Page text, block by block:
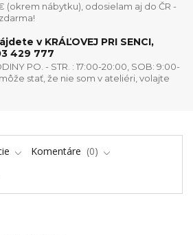
(okrem nábytku), odosielam aj do ČR -
v KRÁĽOVEJ PRI SENCI,
429 777
PO. - STR. : 17:00-20:00, SOB: 9:00-
stať, že nie som v ateliéri, volajte
Komentáre
0